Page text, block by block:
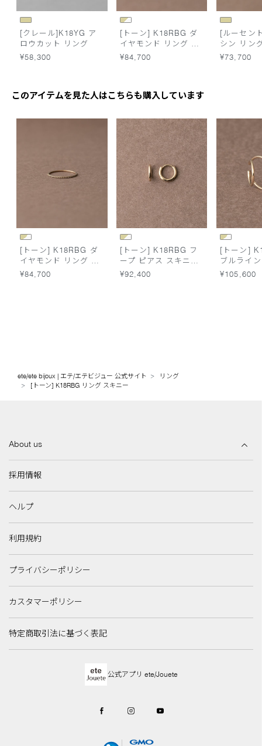
[クレール]K18YG ア
ロウカット リング
¥58,300
[トーン] K18RBG ダ
イヤモンド リング ス
キニー
¥84,700
[ルーセン
シン リン
¥73,700
このアイテムを見た人はこちらも購入しています
[トーン] K18RBG ダ
イヤモンド リング ス
キニー
¥84,700
[トーン] K18RBG フ
ープ ピアス スキニー
S
¥92,400
[トーン]
ブルライ
フ スキニ
¥105,600
ete/ete bijoux | エテ/エテビジュー 公式サイト
リング
[トーン] K18RBG リング スキニー
About us
採用情報
ヘルプ
利用規約
プライバシーポリシー
カスタマーポリシー
特定商取引法に基づく表記
公式アプリ ete/Jouete